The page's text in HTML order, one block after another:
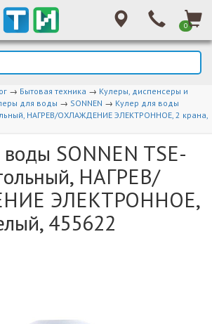
0
→ Бытовая техника → Кулеры, диспенсеры и
для воды → SONNEN → Кулер для воды
НАГРЕВ/ОХЛАЖДЕНИЕ ЭЛЕКТРОННОЕ, 2 крана,
SONNEN TSE-
НАГРЕВ/
ЭЛЕКТРОННОЕ,
455622